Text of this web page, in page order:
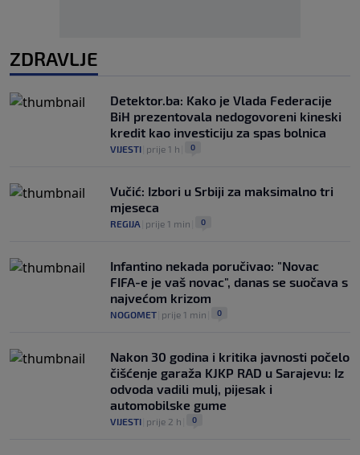
ZDRAVLJE
Detektor.ba: Kako je Vlada Federacije
BiH prezentovala nedogovoreni kineski
kredit kao investiciju za spas bolnica
VIJESTI prije 1 h 0
Vučić: Izbori u Srbiji za maksimalno tri
mjeseca
REGIJA prije 1 min 0
Infantino nekada poručivao: "Novac
FIFA-e je vaš novac", danas se suočava s
najvećom krizom
NOGOMET prije 1 min 0
Nakon 30 godina i kritika javnosti počelo
čišćenje garaža KJKP RAD u Sarajevu: Iz
odvoda vadili mulj, pijesak i
automobilske gume
VIJESTI prije 2 h 0